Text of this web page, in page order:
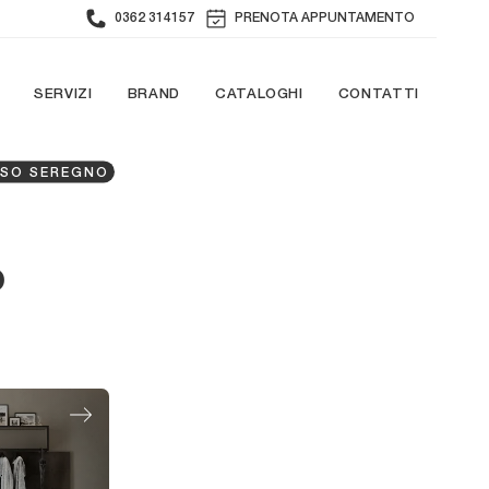
0362 314157 PRENOTA APPUNTAMENTO
SERVIZI BRAND CATALOGHI CONTATTI
SEREGNO